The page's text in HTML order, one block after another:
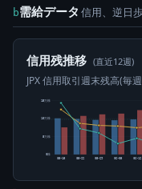
b需給データ 信用、逆日
信用残推移 (直近12週)
JPX 信用取引週末残高(毎
0株
5万株
10万株
15万株
05-15 05-22 05-29 06-05 06-12